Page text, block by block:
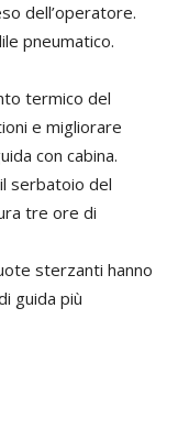
dell’operatore.
pneumatico.
termico del
e migliorare
con cabina.
serbatoio del
tre ore di
sterzanti hanno
guida più